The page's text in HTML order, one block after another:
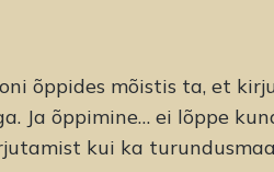
õppides mõistis ta, et
Ja õppimine… ei lõppe
kui ka